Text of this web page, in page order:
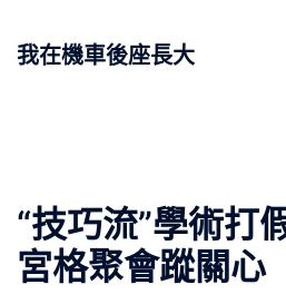
我在機車後座長大
“技巧流”學術打
宮格聚會蹤關心